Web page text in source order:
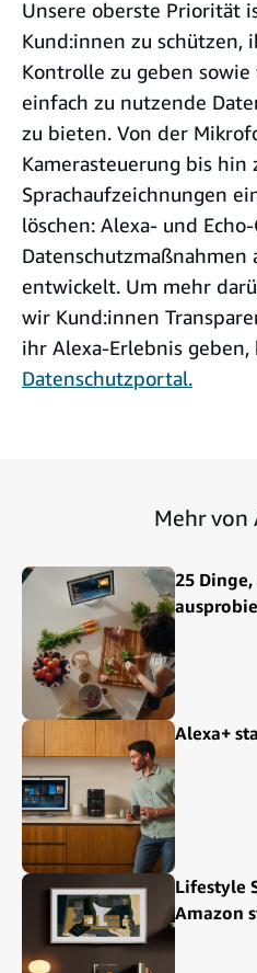
Unsere oberste Priorität
Kund:innen zu schützen,
Kontrolle zu geben
einfach zu nutzende
zu bieten. Von der
Kamerasteuerung bis hin
Sprachaufzeichnungen
löschen: Alexa- und
Datenschutzmaßnahmen
entwickelt. Um mehr
wir Kund:innen
ihr Alexa-Erlebnis geben,
Datenschutzportal.
Mehr von
25
Alexa+
Lifestyle
Amazon